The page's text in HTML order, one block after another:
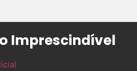
Imprescindível